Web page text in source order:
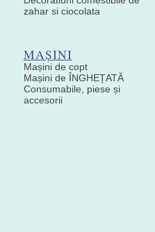
zahar si ciocolata
MAȘINI
Mașini de copt
Mașini de ÎNGHEȚATĂ
Consumabile, piese și
accesorii